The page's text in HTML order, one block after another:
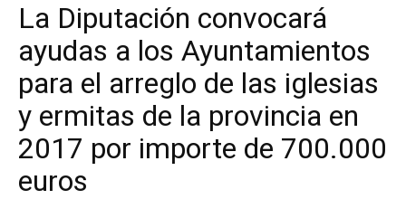
La Diputación convocará
ayudas a los Ayuntamientos
para el arreglo de las iglesias
y ermitas de la provincia en
2017 por importe de 700.000
euros